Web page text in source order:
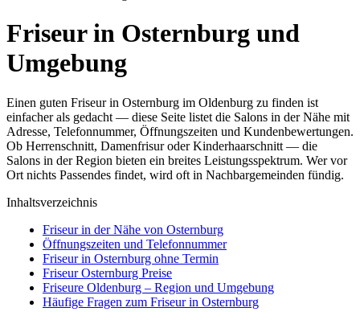
Friseur in Osternburg und
Umgebung
Einen guten Friseur in Osternburg im Oldenburg zu finden ist
einfacher als gedacht — diese Seite listet die Salons in der Nähe mit
Adresse, Telefonnummer, Öffnungszeiten und Kundenbewertungen.
Ob Herrenschnitt, Damenfrisur oder Kinderhaarschnitt — die
Salons in der Region bieten ein breites Leistungsspektrum. Wer vor
Ort nichts Passendes findet, wird oft in Nachbargemeinden fündig.
Inhaltsverzeichnis
Friseur in der Nähe von Osternburg
Öffnungszeiten und Telefonnummer
Friseur in Osternburg ohne Termin
Friseur Osternburg Preise
Friseure Oldenburg – Region und Umgebung
Häufige Fragen zum Friseur in Osternburg